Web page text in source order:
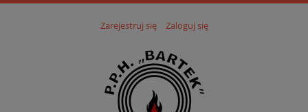
Zarejestruj się Zaloguj się